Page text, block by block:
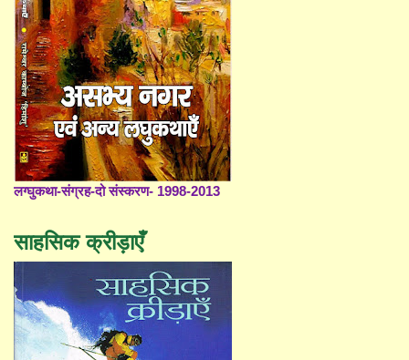
लग्घुकथा-संग्रह-दो संस्करण- 1998-2013
साहसिक क्रीड़ाएँ